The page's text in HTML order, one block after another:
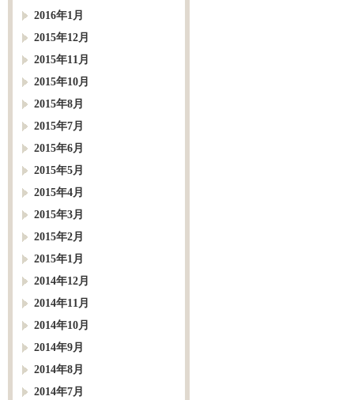
2016年1月
2015年12月
2015年11月
2015年10月
2015年8月
2015年7月
2015年6月
2015年5月
2015年4月
2015年3月
2015年2月
2015年1月
2014年12月
2014年11月
2014年10月
2014年9月
2014年8月
2014年7月